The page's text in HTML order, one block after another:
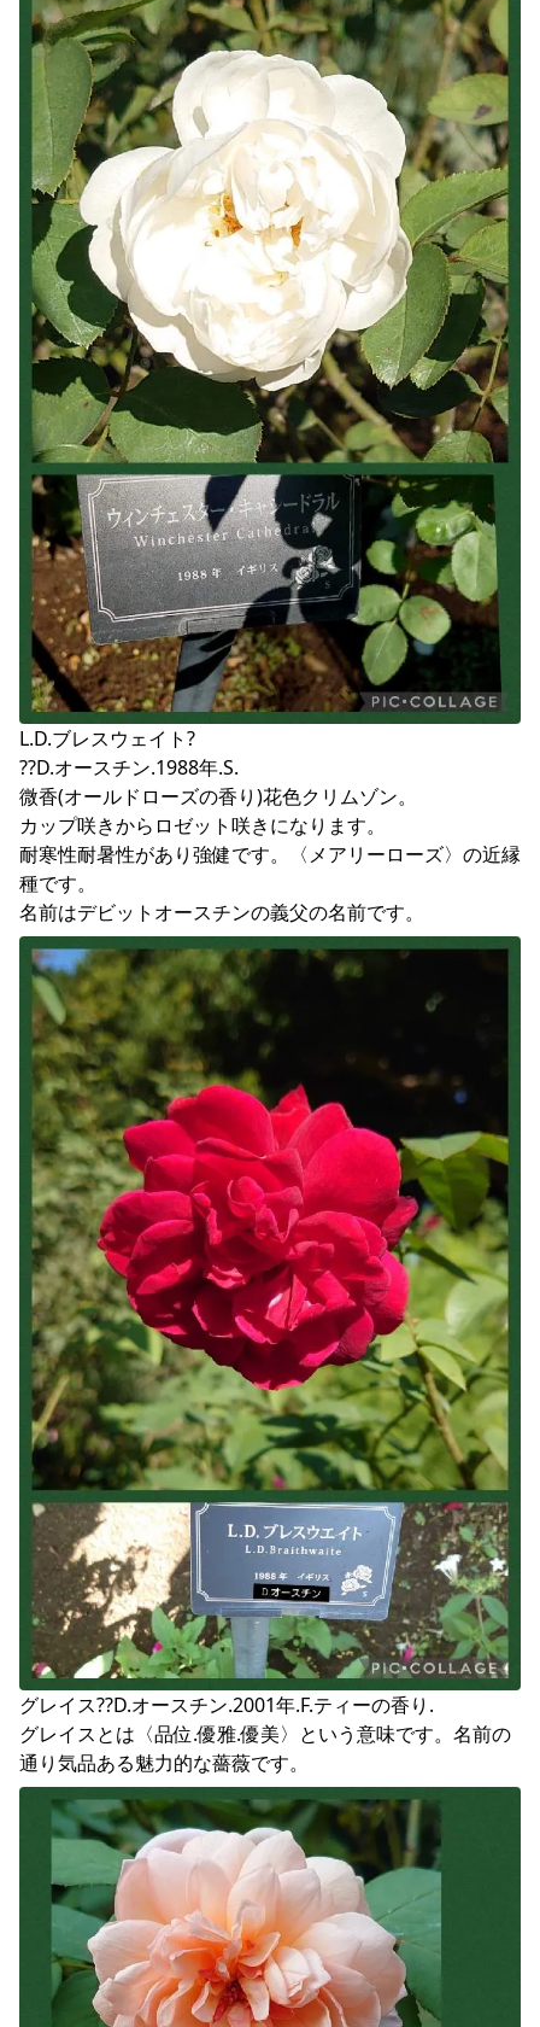
L.D.ブレスウェイト?
??D.オースチン.1988年.S.
微香(オールドローズの香り)花色クリムゾン。
カップ咲きからロゼット咲きになります。
耐寒性耐暑性があり強健です。〈メアリーローズ〉の近縁
種です。
名前はデビットオースチンの義父の名前です。
グレイス??D.オースチン.2001年.F.ティーの香り.
グレイスとは〈品位.優雅.優美〉という意味です。名前の
通り気品ある魅力的な薔薇です。